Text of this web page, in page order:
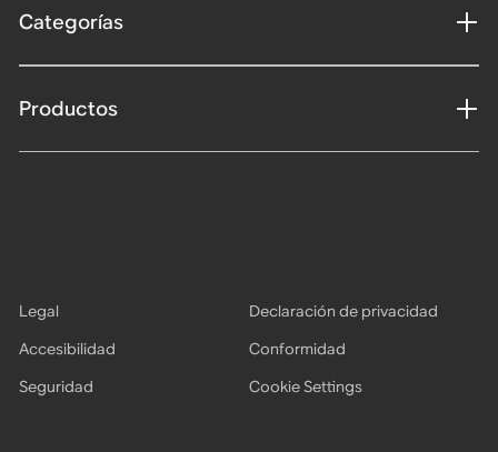
Categorías
Productos
Legal
Declaración de privacidad
Accesibilidad
Conformidad
Seguridad
Cookie Settings